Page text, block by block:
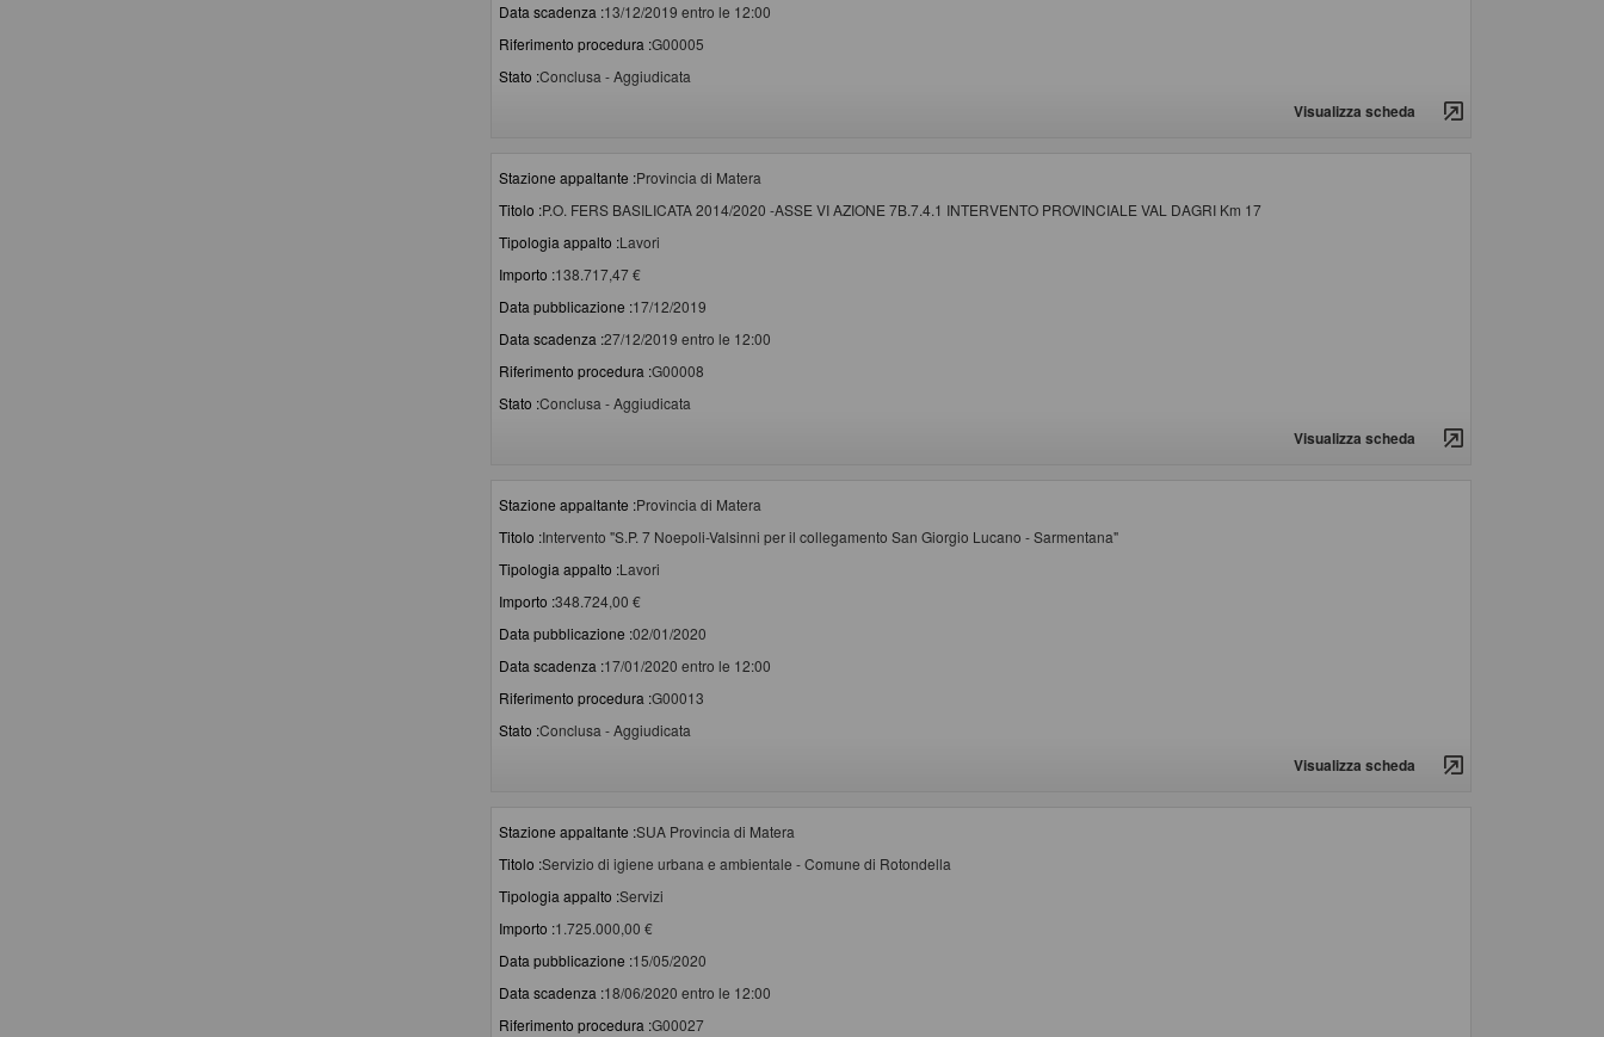
Data scadenza :13/12/2019 entro le 12:00
Riferimento procedura :G00005
Stato :Conclusa - Aggiudicata
Visualizza scheda
Stazione appaltante :Provincia di Matera
Titolo :P.O. FERS BASILICATA 2014/2020 -ASSE VI AZIONE 7B.7.4.1 INTERVENTO PROVINCIALE VAL DAGRI Km 17
Tipologia appalto :Lavori
Importo :138.717,47 €
Data pubblicazione :17/12/2019
Data scadenza :27/12/2019 entro le 12:00
Riferimento procedura :G00008
Stato :Conclusa - Aggiudicata
Visualizza scheda
Stazione appaltante :Provincia di Matera
Titolo :Intervento "S.P. 7 Noepoli-Valsinni per il collegamento San Giorgio Lucano - Sarmentana"
Tipologia appalto :Lavori
Importo :348.724,00 €
Data pubblicazione :02/01/2020
Data scadenza :17/01/2020 entro le 12:00
Riferimento procedura :G00013
Stato :Conclusa - Aggiudicata
Visualizza scheda
Stazione appaltante :SUA Provincia di Matera
Titolo :Servizio di igiene urbana e ambientale - Comune di Rotondella
Tipologia appalto :Servizi
Importo :1.725.000,00 €
Data pubblicazione :15/05/2020
Data scadenza :18/06/2020 entro le 12:00
Riferimento procedura :G00027